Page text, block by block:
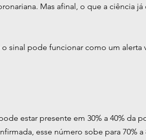
Mas afinal, o que a ciência
sinal pode funcionar como um alerta
estar presente em 30% a 40% da
esse número sobe para 70% a